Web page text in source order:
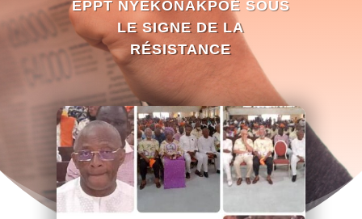
EPPT NYEKONAKPOÉ SOUS
LE SIGNE DE LA
RÉSISTANCE